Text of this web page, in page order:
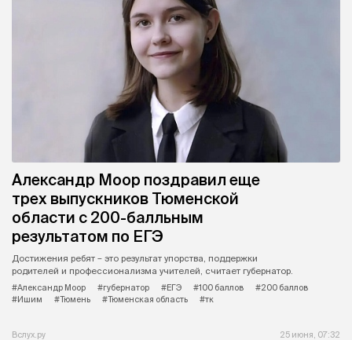
Александр Моор поздравил еще
трех выпускников Тюменской
области с 200-балльным
результатом по ЕГЭ
Достижения ребят – это результат упорства, поддержки
родителей и профессионализма учителей, считает губернатор.
#Александр Моор
#губернатор #ЕГЭ #100 баллов
#200 баллов
#Ишим
#Тюмень #Тюменская область #тк
Вслух.ру 25 июня, 07:32